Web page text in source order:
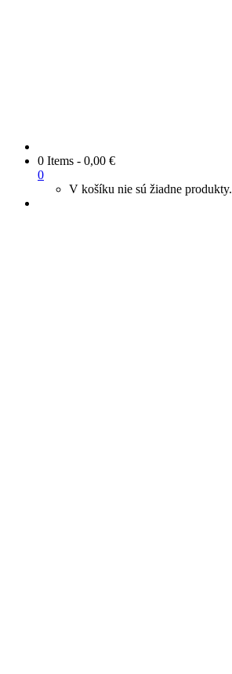
0 Items - 0,00 €
0
V košíku nie sú žiadne produkty.